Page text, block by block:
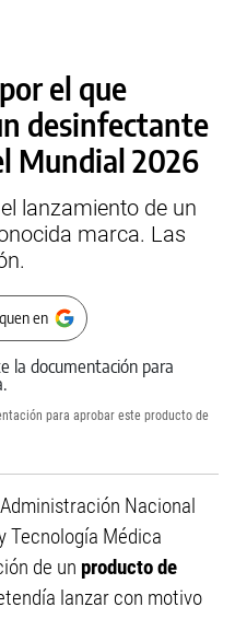
el que
desinfectante
Mundial 2026
lanzamiento de un
marca. Las
en
para aprobar este producto de
Nacional
Tecnología Médica
de un producto de
lanzar con motivo